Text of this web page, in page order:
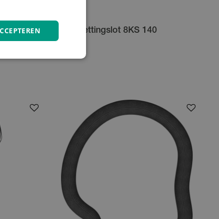
180
Abus Kettingslot 8KS 140